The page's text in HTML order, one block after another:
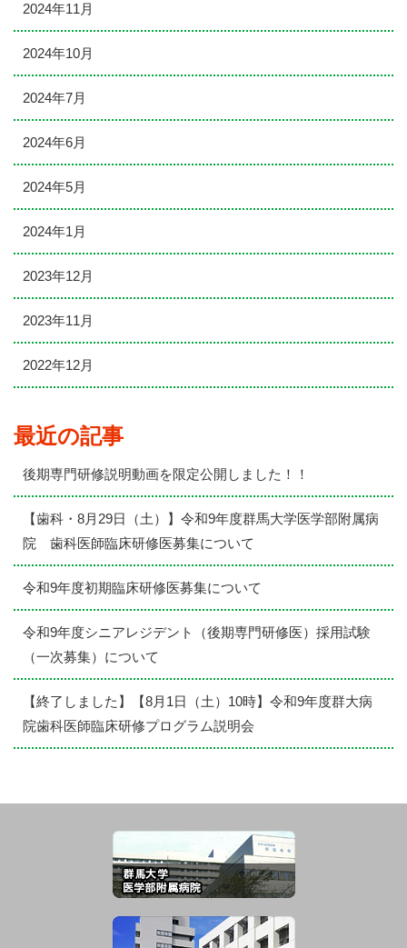
2024年11月
2024年10月
2024年7月
2024年6月
2024年5月
2024年1月
2023年12月
2023年11月
2022年12月
最近の記事
後期専門研修説明動画を限定公開しました！！
【歯科・8月29日（土）】令和9年度群馬大学医学部附属病
院 歯科医師臨床研修医募集について
令和9年度初期臨床研修医募集について
令和9年度シニアレジデント（後期専門研修医）採用試験
（一次募集）について
【終了しました】【8月1日（土）10時】令和9年度群大病
院歯科医師臨床研修プログラム説明会